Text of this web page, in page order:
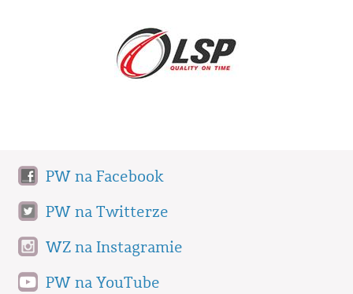
PW na Facebook
PW na Twitterze
WZ na Instagramie
PW na YouTube